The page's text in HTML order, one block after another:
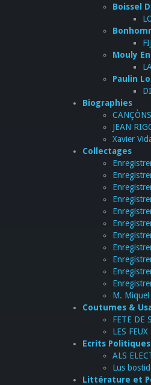
Boissel
Mouly
Paulin
Biographies
JEAN
Xavier
Collectages
M. Miquel
Coutumes &
FETE DE
LES
Ecrits Politiques
ALS
Lus
Littérature et